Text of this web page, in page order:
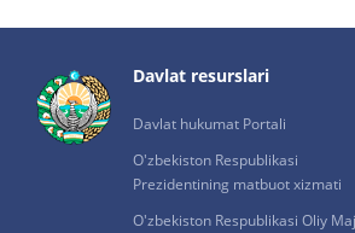
Davlat resurslari
Davlat hukumat Portali
O'zbekiston Respublikasi
Prezidentining matbuot xizmati
O'zbekiston Respublikasi Oliy